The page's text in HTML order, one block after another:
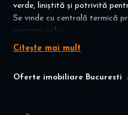
Oferte imobiliare Bucuresti
verde, liniștită și potrivită
Se vinde cu centrală termică
parcare inclus.
Locuința se află la etajul 5
Citește mai mult